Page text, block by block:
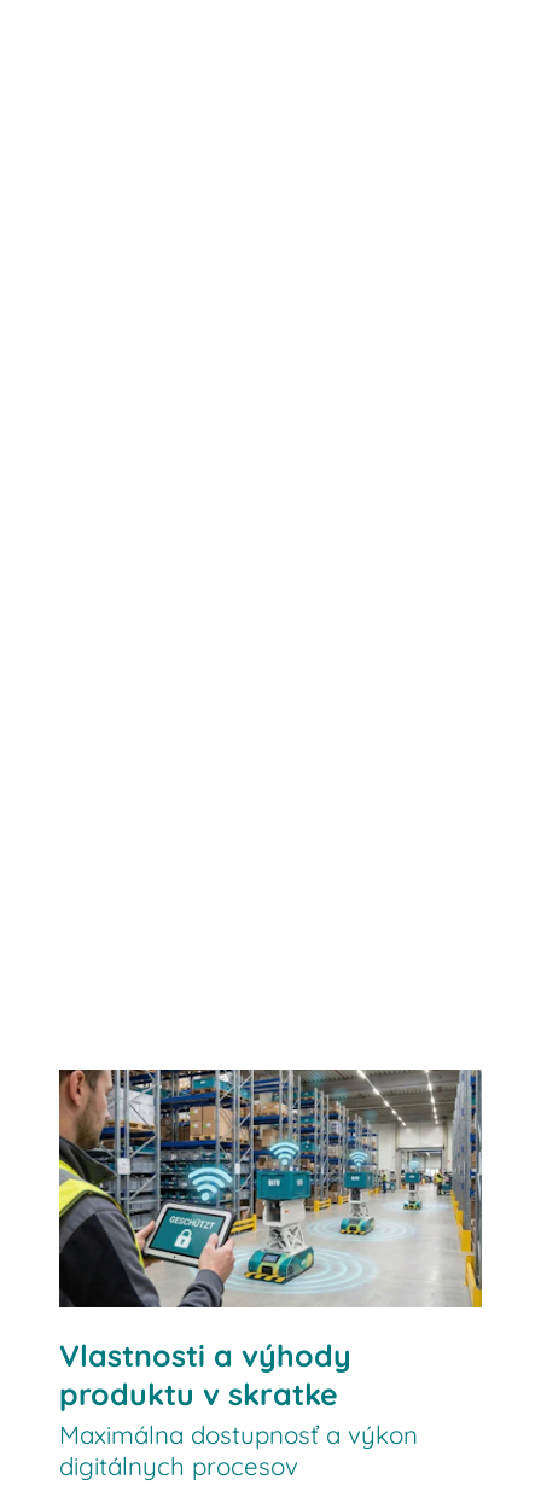
Kontaktujte nás
Vlastnosti a výhody
produktu v skratke
Maximálna dostupnosť a výkon
digitálnych procesov